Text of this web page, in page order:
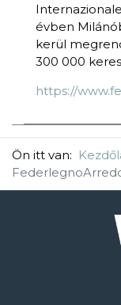
évben
kerül
300 000
https://
Ön itt van: